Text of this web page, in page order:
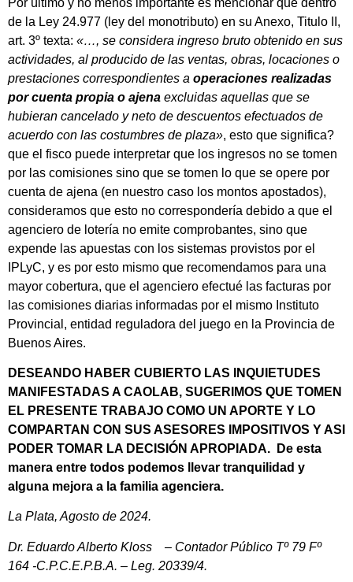
de la Ley 24.977 (ley del monotributo) en su Anexo, Titulo II,
art. 3º texta: «…, se considera ingreso bruto obtenido en sus
actividades, al producido de las ventas, obras, locaciones o
prestaciones correspondientes a operaciones realizadas
por cuenta propia o ajena excluidas aquellas que se
hubieran cancelado y neto de descuentos efectuados de
acuerdo con las costumbres de plaza», esto que significa?
que el fisco puede interpretar que los ingresos no se tomen
por las comisiones sino que se tomen lo que se opere por
cuenta de ajena (en nuestro caso los montos apostados),
consideramos que esto no correspondería debido a que el
agenciero de lotería no emite comprobantes, sino que
expende las apuestas con los sistemas provistos por el
IPLyC, y es por esto mismo que recomendamos para una
mayor cobertura, que el agenciero efectué las facturas por
las comisiones diarias informadas por el mismo Instituto
Provincial, entidad reguladora del juego en la Provincia de
Buenos Aires.
DESEANDO HABER CUBIERTO LAS INQUIETUDES
MANIFESTADAS A CAOLAB, SUGERIMOS QUE TOMEN
EL PRESENTE TRABAJO COMO UN APORTE Y LO
COMPARTAN CON SUS ASESORES IMPOSITIVOS Y ASI
PODER TOMAR LA DECISIÓN APROPIADA. De esta
manera entre todos podemos llevar tranquilidad y
alguna mejora a la familia agenciera.
La Plata, Agosto de 2024.
Dr. Eduardo Alberto Kloss – Contador Público Tº 79 Fº
164 -C.P.C.E.P.B.A. – Leg. 20339/4.